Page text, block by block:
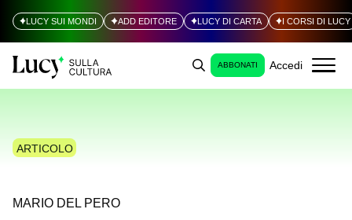
LUCY SUI MONDI ADD EDITORE LUCY DI CARTA I CORSI DI LUCY
ABBONATI Accedi
ARTICOLO
MARIO DEL PERO